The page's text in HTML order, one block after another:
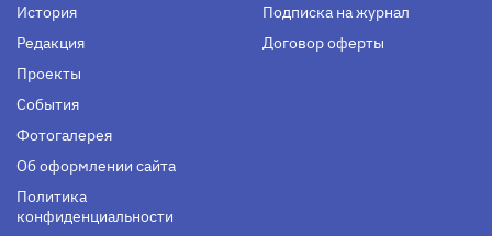
История
Редакция
Проекты
События
Фотогалерея
Об оформлении сайта
Политика
конфиденциальности
Подписка на журнал
Договор оферты